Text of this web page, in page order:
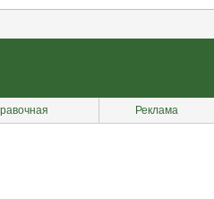
Реклама